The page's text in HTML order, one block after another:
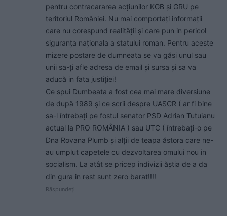
pentru contracararea acțiunilor KGB și GRU pe
teritoriul României. Nu mai comportați informații
care nu corespund realității și care pun in pericol
siguranța naționala a statului roman. Pentru aceste
mizere postare de dumneata se va găsi unul sau
unii sa-ți afle adresa de email și sursa și sa va
aducă in fata justiției!
Ce spui Dumbeata a fost cea mai mare diversiune
de după 1989 și ce scrii despre UASCR ( ar fi bine
sa-l întrebați pe fostul senator PSD Adrian Tutuianu
actual la PRO ROMÂNIA ) sau UTC ( întrebați-o pe
Dna Rovana Plumb și alții de teapa ăstora care ne-
au umplut capetele cu dezvoltarea omului nou in
socialism. La atât se pricep indivizii ăștia de a da
din gura in rest sunt zero barat!!!!
Răspundeți